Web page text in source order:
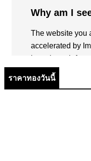
ราคาทองวันนี้